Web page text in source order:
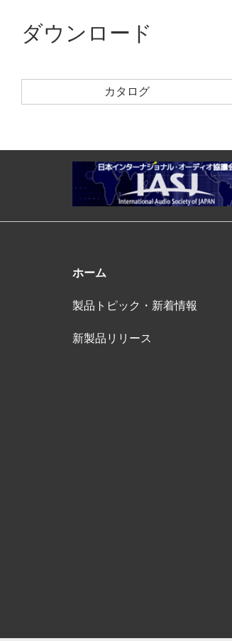
ダウンロード
カタログ
ホーム
製品トピック・新着情報
新製品リリース